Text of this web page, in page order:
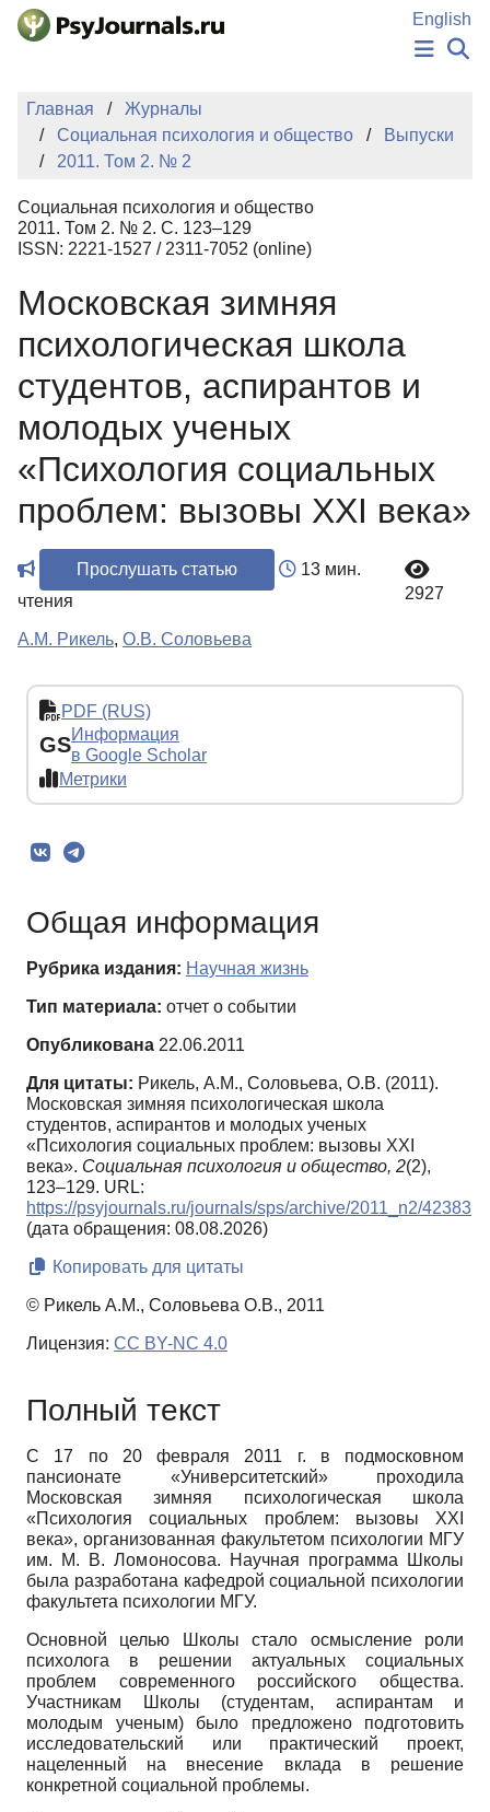
Перейти к основному содержанию
English
НОВОСТИ
ИЗДАНИЯ
БАЗА ЗНАНИЙ
КЛЮЧЕВЫЕ СЛОВА
Регистрация
Главная
Журналы
Социальная психология и общество
Выпуски
2011. Том 2. № 2
Социальная психология и общество
2011. Том 2. № 2. С. 123–129
ISSN: 2221-1527 / 2311-7052 (online)
Московская зимняя
психологическая школа
студентов, аспирантов и
молодых ученых
«Психология социальных
проблем: вызовы XXI века»
Прослушать статью
13 мин.
чтения
2927
А.М. Рикель, О.В. Соловьева
PDF (RUS)
GSИнформация
в Google Scholar
Метрики
Общая информация
Рубрика издания: Научная жизнь
Тип материала: отчет о событии
Опубликована 22.06.2011
Для цитаты: Рикель, А.М., Соловьева, О.В. (2011).
Московская зимняя психологическая школа
студентов, аспирантов и молодых ученых
«Психология социальных проблем: вызовы XXI
века». Социальная психология и общество, 2(2),
123–129. URL:
https://psyjournals.ru/journals/sps/archive/2011_n2/42383
(дата обращения: 08.08.2026)
Копировать для цитаты
© Рикель А.М., Соловьева О.В., 2011
Лицензия: CC BY-NC 4.0
Полный текст
С 17 по 20 февраля 2011 г. в подмосковном
пансионате «Университетский» проходила
Московская зимняя психологическая школа
«Психология социальных проблем: вызовы XXI
века», организованная факультетом психологии МГУ
им. М. В. Ломоносова. Научная программа Школы
была разработана кафедрой социальной психологии
факультета психологии МГУ.
Основной целью Школы стало осмысление роли
психолога в решении актуальных социальных
проблем современного российского общества.
Участникам Школы (студентам, аспирантам и
молодым ученым) было предложено подготовить
исследовательский или практический проект,
нацеленный на внесение вклада в решение
конкретной социальной проблемы.